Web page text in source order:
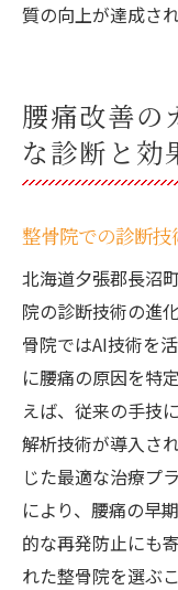
質の向上が達成さ
腰痛改善の
な診断と効
整骨院での診断技
北海道夕張郡長沼
院の診断技術の進
骨院ではAI技術を
に腰痛の原因を特
えば、従来の手技
解析技術が導入さ
じた最適な治療プ
により、腰痛の早
的な再発防止にも
れた整骨院を選ぶ